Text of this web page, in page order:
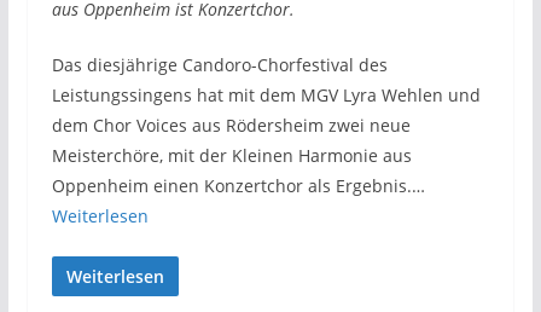
aus Oppenheim ist Konzertchor.
Das diesjährige Candoro-Chorfestival des
Leistungssingens hat mit dem MGV Lyra Wehlen und
dem Chor Voices aus Rödersheim zwei neue
Meisterchöre, mit der Kleinen Harmonie aus
Oppenheim einen Konzertchor als Ergebnis.…
Weiterlesen
Weiterlesen